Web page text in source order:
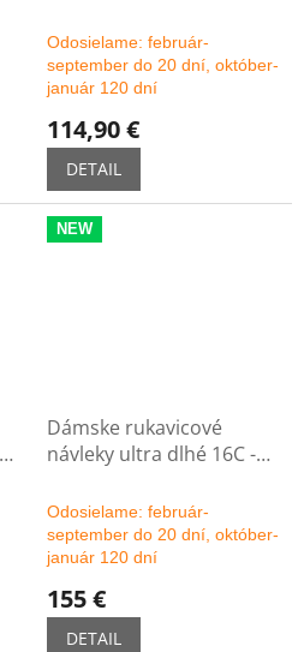
Odosielame: február-
september do 20 dní, október-
január 120 dní
114,90 €
DETAIL
NEW
Dámske rukavicové
návleky ultra dlhé 16C -
Odosielame: február-
september do 20 dní, október-
január 120 dní
155 €
DETAIL